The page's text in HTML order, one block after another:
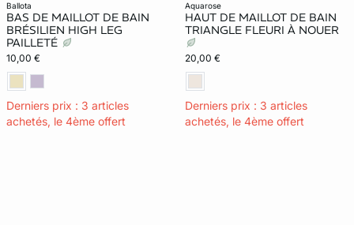
ballota
BAS DE MAILLOT DE BAIN
BRÉSILIEN HIGH LEG
PAILLETÉ
10,00 €
Derniers prix : 3 articles
achetés, le 4ème offert
aquarose
HAUT DE MAILLOT DE BAIN
TRIANGLE FLEURI À NOUER
20,00 €
Derniers prix : 3 articles
achetés, le 4ème offert